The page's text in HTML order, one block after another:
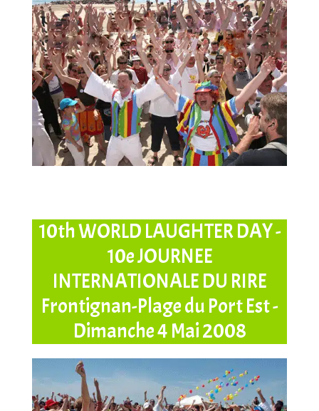
10th WORLD LAUGHTER DAY -
10e JOURNEE
INTERNATIONALE DU RIRE
Frontignan-Plage du Port Est -
Dimanche 4 Mai 2008